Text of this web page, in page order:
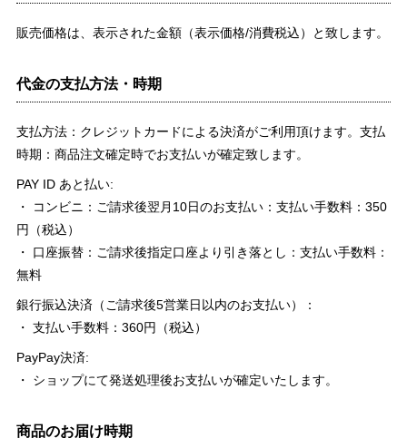
販売価格は、表示された金額（表示価格/消費税込）と致します。
代金の支払方法・時期
支払方法：クレジットカードによる決済がご利用頂けます。支払
時期：商品注文確定時でお支払いが確定致します。
PAY ID あと払い:
・ コンビニ：ご請求後翌月10日のお支払い：支払い手数料：350
円（税込）
・ 口座振替：ご請求後指定口座より引き落とし：支払い手数料：
無料
銀行振込決済（ご請求後5営業日以内のお支払い）：
・ 支払い手数料：360円（税込）
PayPay決済:
・ ショップにて発送処理後お支払いが確定いたします。
商品のお届け時期